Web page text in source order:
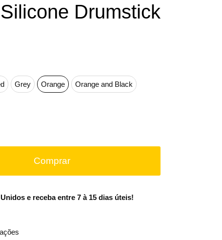
Drumstick
Grey Orange Orange and Black
Comprar
e receba entre 7 à 15 dias úteis!